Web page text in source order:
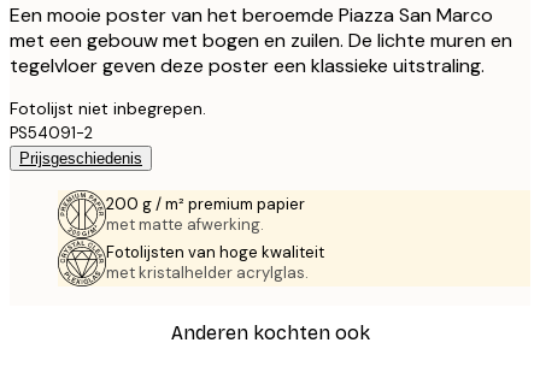
Een mooie poster van het beroemde Piazza San Marco
met een gebouw met bogen en zuilen. De lichte muren en
tegelvloer geven deze poster een klassieke uitstraling.
Fotolijst niet inbegrepen.
PS54091-2
Prijsgeschiedenis
200 g / m² premium papier
met matte afwerking.
Fotolijsten van hoge kwaliteit
met kristalhelder acrylglas.
Anderen kochten ook